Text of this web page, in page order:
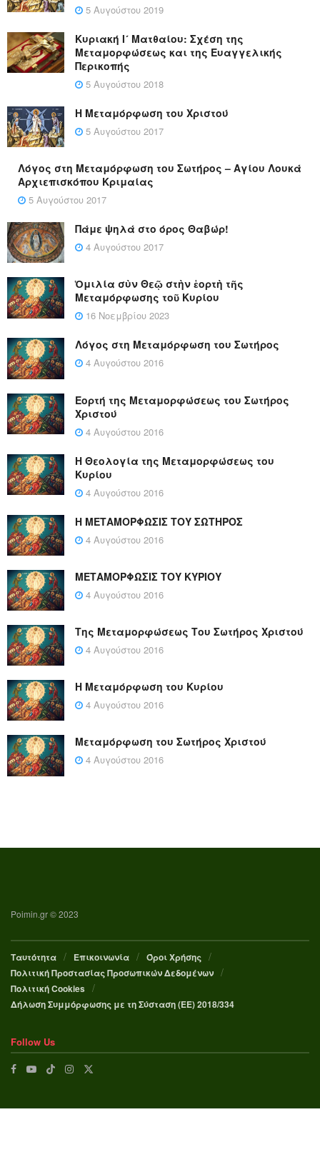
5 Αυγούστου 2019
Κυριακή Ι´ Ματθαίου: Σχέση της
Μεταμορφώσεως και της Ευαγγελικής
Περικοπής
5 Αυγούστου 2018
Η Μεταμόρφωση του Χριστού
5 Αυγούστου 2017
Λόγος στη Μεταμόρφωση του Σωτήρος – Αγίου Λουκά
Αρχιεπισκόπου Κριμαίας
5 Αυγούστου 2017
Πάμε ψηλά στο όρος Θαβώρ!
4 Αυγούστου 2017
Ὁμιλία σὺν Θεῷ στὴν ἑορτὴ τῆς
Μεταμόρφωσης τοῦ Κυρίου
16 Νοεμβρίου 2023
Λόγος στη Μεταμόρφωση του Σωτήρος
4 Αυγούστου 2016
Εορτή της Μεταμορφώσεως του Σωτήρος
Χριστού
4 Αυγούστου 2016
Η Θεολογία της Μεταμορφώσεως του
Κυρίου
4 Αυγούστου 2016
Η ΜΕΤΑΜΟΡΦΩΣΙΣ ΤΟΥ ΣΩΤΗΡΟΣ
4 Αυγούστου 2016
ΜΕΤΑΜΟΡΦΩΣΙΣ ΤΟΥ ΚΥΡΙΟΥ
4 Αυγούστου 2016
Της Μεταμορφώσεως Του Σωτήρος Χριστού
4 Αυγούστου 2016
Η Μεταμόρφωση του Κυρίου
4 Αυγούστου 2016
Μεταμόρφωση του Σωτήρος Χριστού
4 Αυγούστου 2016
Poimin.gr © 2023
Ταυτότητα Επικοινωνία
Όροι Χρήσης
Πολιτική Προστασίας Προσωπικών Δεδομένων
Πολιτική Cookies
Δήλωση Συμμόρφωσης με τη Σύσταση (ΕΕ) 2018/334
Follow Us